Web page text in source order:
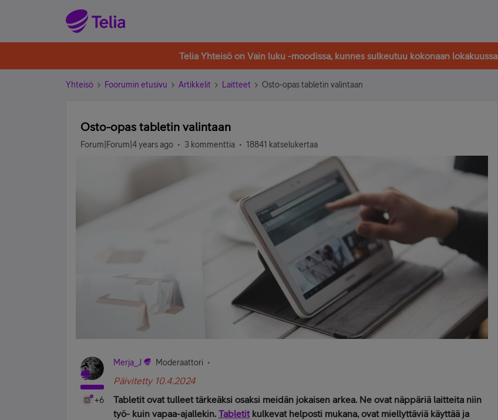
Telia Yhteisö on Vain luku -moodissa, kunnes sulkeutuu kokonaan lokakuussa
Yhteisö Foorumin etusivu Artikkelit Laitteet Osto-opas tabletin valintaan
Osto-opas tabletin valintaan
Forum|Forum|4 years ago 3 kommenttia 18841 katselukertaa
+6
Merja_J Moderaattori
Päivitetty 10.4.2024
Tabletit ovat tulleet tärkeäksi osaksi meidän jokaisen arkea. Ne ovat näppäriä laitteita niin
työ- kuin vapaa-ajallekin. Tabletitkulkevat helposti mukana, ovat miellyttäviä käyttää ja